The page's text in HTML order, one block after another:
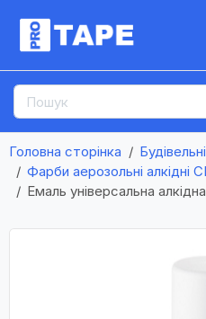
Головна сторінка
Фарби аерозольні алкідні
Емаль універсальна